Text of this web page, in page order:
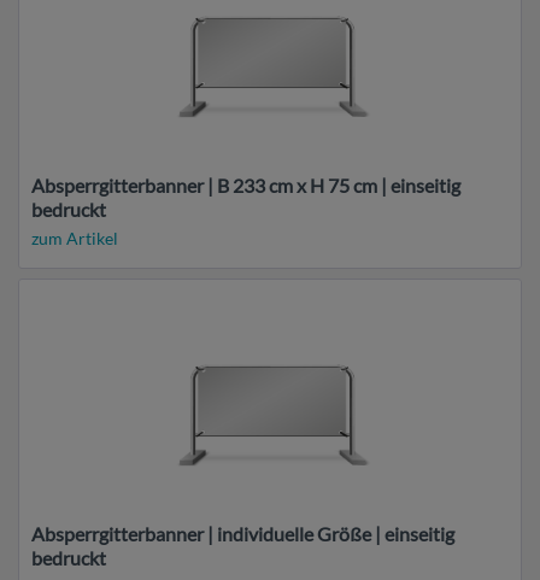
Absperrgitterbanner | B 233 cm x H 75 cm | einseitig
bedruckt
zum Artikel
Absperrgitterbanner | individuelle Größe | einseitig
bedruckt